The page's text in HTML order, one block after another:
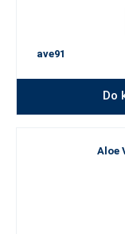
ave91
Do
Aloe